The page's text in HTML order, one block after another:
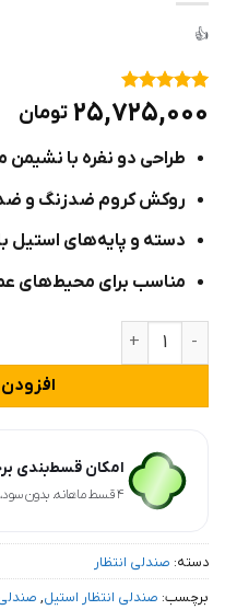
۵از
۵ امتیاز
۲۵,۷۲۵,۰۰۰ تومان
طراحی دو نفره با
روکش کروم ضدزنگ و
دسته و پایه‌های استیل
مناسب برای محیط‌های
صندلی انتظار 2 نفره پانچی مدل H152 عدد
امکان قسط‌بندی
۴ قسط ماهانه. بدون سود، چک و ضامن.
دسته: صندلی انتظار
برچسب: صندلی انتظار استیل, صندلی